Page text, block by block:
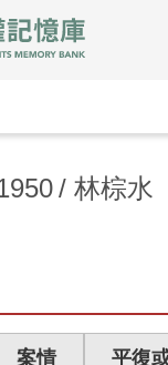
林棕水
案情 平復